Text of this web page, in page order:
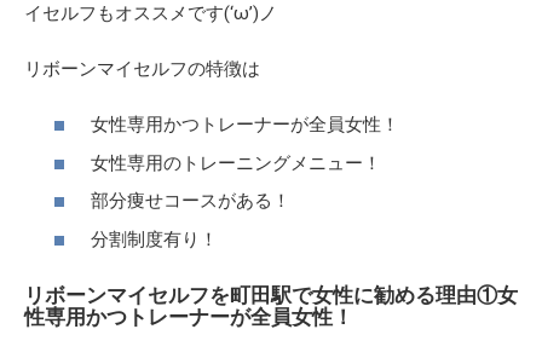
イセルフもオススメです(‘ω’)ノ
リボーンマイセルフの特徴は
女性専用かつトレーナーが全員女性！
女性専用のトレーニングメニュー！
部分痩せコースがある！
分割制度有り！
リボーンマイセルフを町田駅で女性に勧める理由①女
性専用かつトレーナーが全員女性！